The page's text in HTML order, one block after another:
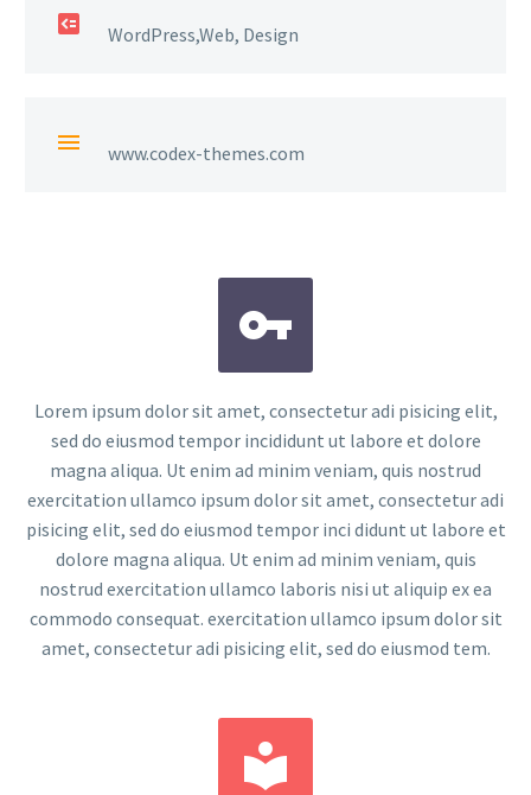
 WordPress,Web, Design
 www.codex-themes.com


Lorem ipsum dolor sit amet, consectetur adi pisicing elit,
sed do eiusmod tempor incididunt ut labore et dolore
magna aliqua. Ut enim ad minim veniam, quis nostrud
exercitation ullamco ipsum dolor sit amet, consectetur adi
pisicing elit, sed do eiusmod tempor inci didunt ut labore et
dolore magna aliqua. Ut enim ad minim veniam, quis
nostrud exercitation ullamco laboris nisi ut aliquip ex ea
commodo consequat. exercitation ullamco ipsum dolor sit
amet, consectetur adi pisicing elit, sed do eiusmod tem.

